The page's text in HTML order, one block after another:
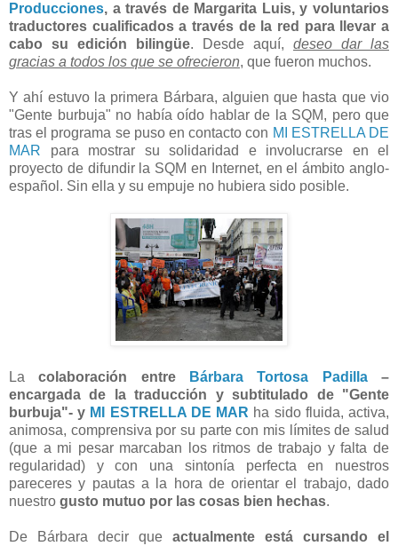
Producciones, a través de Margarita Luis, y voluntarios
traductores cualificados a través de la red para llevar a
cabo su edición bilingüe. Desde aquí, deseo dar las
gracias a todos los que se ofrecieron, que fueron muchos.
Y ahí estuvo la primera Bárbara, alguien que hasta que vio
"Gente burbuja" no había oído hablar de la SQM, pero que
tras el programa se puso en contacto con MI ESTRELLA DE
MAR para mostrar su solidaridad e involucrarse en el
proyecto de difundir la SQM en Internet, en el ámbito anglo-
español. Sin ella y su empuje no hubiera sido posible.
Lacolaboración entre Bárbara Tortosa Padilla–
encargada de la traducción y subtitulado de "Gente
burbuja"- y MI ESTRELLA DE MAR ha sido fluida, activa,
animosa, comprensiva por su parte con mis límites de salud
(que a mi pesar marcaban los ritmos de trabajo y falta de
regularidad) y con una sintonía perfecta en nuestros
pareceres y pautas a la hora de orientar el trabajo, dado
nuestro gusto mutuo por las cosas bien hechas.
De Bárbara decir que actualmente está cursando el